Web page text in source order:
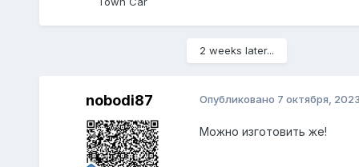
2 weeks later...
nobodi87 Опубликовано 7 октября,
Можно изготовить же!